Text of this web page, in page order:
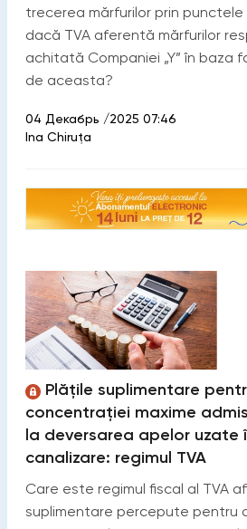
trecerea mărfurilor prin
dacă TVA aferentă mărfurilor
achitată Companiei „Y” în baza
de aceasta?
04 Декабрь /2025 07:46
Ina Chiruţa
Plățile suplimentare
concentrației maxime
la deversarea apelor uzate
canalizare: regimul TVA
Care este regimul fiscal al TVA
suplimentare percepute pentru